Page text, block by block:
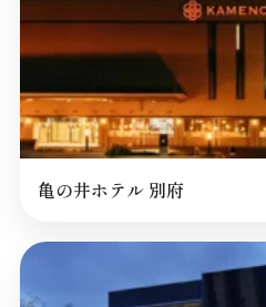
亀の井ホテル 別府